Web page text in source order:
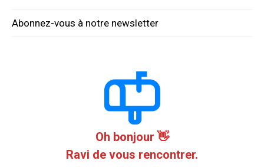
Abonnez-vous à notre newsletter
Oh bonjour 👋
Ravi de vous rencontrer.